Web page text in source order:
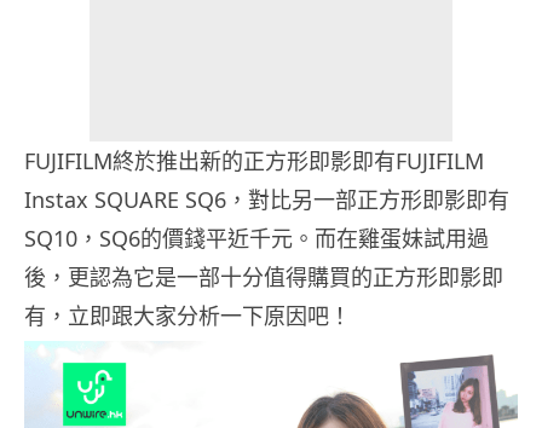
FUJIFILM終於推出新的正方形即影即有FUJIFILM
Instax SQUARE SQ6，對比另一部正方形即影即有
SQ10，SQ6的價錢平近千元。而在雞蛋妹試用過
後，更認為它是一部十分值得購買的正方形即影即
有，立即跟大家分析一下原因吧！